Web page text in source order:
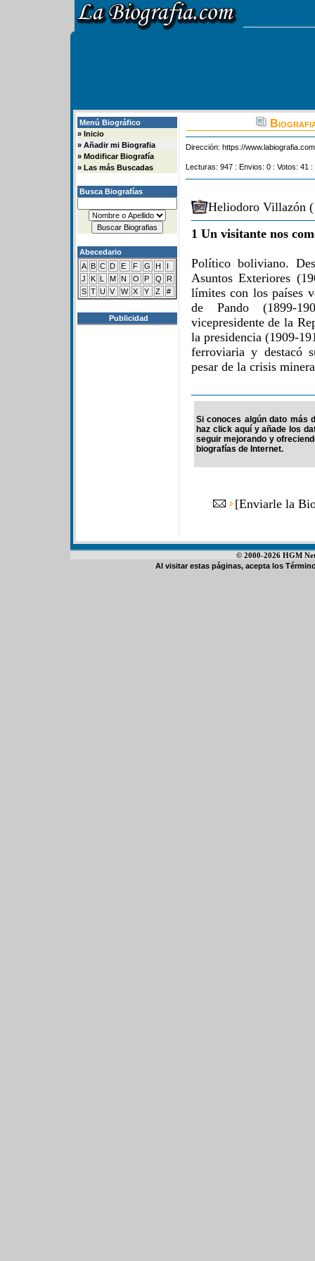
Menú Biográfico
» Inicio
» Añadir mi Biografia
» Modificar Biografía
» Las más Buscadas
Busca Biografías
Abecedario
A B C D E F G H
I
J
K L M N O P Q
R
S T U V W X Y Z #
Publicidad
Dirección: https://
Lecturas: 947 : Envios: 0 : Votos: 41
Heliodoro Villazón
1 Un visitante nos
Político boliviano.
Asuntos Exteriores
límites con los países
de Pando (1899-
vicepresidente de la
la presidencia (1909-
ferroviaria y destacó
pesar de la crisis
Si conoces algún dato más
haz click aquí y añade los
seguir mejorando y
biografías de Internet.
[Enviarle la
© 2000-2026 HGM
Al visitar estas páginas, acepta los